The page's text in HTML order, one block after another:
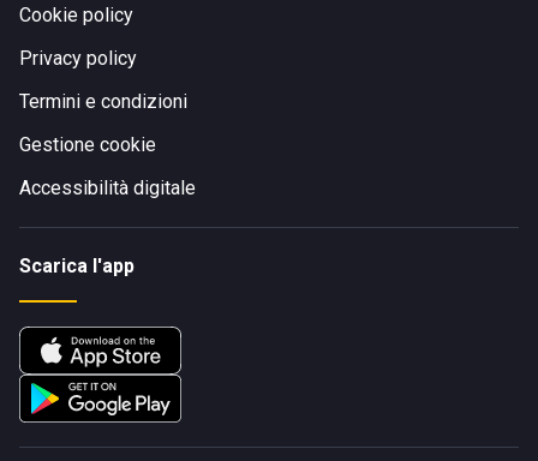
Cookie policy
Privacy policy
Termini e condizioni
Gestione cookie
Accessibilità digitale
Scarica l'app